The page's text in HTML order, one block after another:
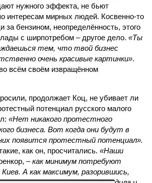
нужного эффекта, не бьют
интересам мирных людей. Косвенно-то
за бензином, неопределённость, этого
с ширпотребом – другое дело. «Ты
тем, что твой бизнес
очень красивые картинки».
всём своём извращённом
продолжает Коц, не убивает ли
потенциал русского малого
«Нет никакого протестного
бизнеса. Вот когда они будут в
появится протестный потенциал».
как он, просчитались. «Наши
–как минимум потребуют
А как максимум, разорившись,